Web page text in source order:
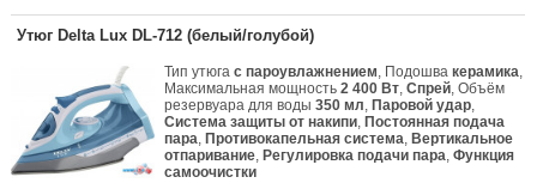
Утюг Delta Lux DL-712 (белый/голубой)
Тип утюгас пароувлажнением, Подошвакерамика,
Максимальная мощность2 400 Вт,Спрей, Объём
резервуара для воды350 мл, Паровой удар,
Система защиты от накипи, Постоянная подача
пара, Противокапельная система, Вертикальное
отпаривание, Регулировка подачи пара,Функция
самоочистки